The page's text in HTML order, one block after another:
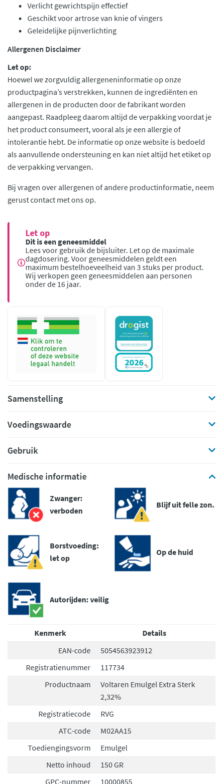
Verlicht gewrichtspijn effectief
Geschikt voor artrose van knie of vingers
Geleidelijke pijnverlichting
Allergenen Disclaimer
Let op:
Hoewel we zorgvuldig allergeneninformatie op onze
productpagina’s verstrekken, kunnen de ingrediënten en
allergenen in de producten door de fabrikant worden
aangepast. Raadpleeg daarom altijd de verpakking voordat je
het product consumeert, vooral als je een allergie of
intolerantie hebt. De informatie op onze website is bedoeld
als aanvullende ondersteuning en kan niet altijd het etiket op
de verpakking vervangen.
Bij vragen over allergenen of andere productinformatie, neem
gerust contact met ons op.
Let op
Dit is een geneesmiddel
Lees voor gebruik de bijsluiter. Let op de maximale
dagdosering. Voor geneesmiddelen geldt een
maximum bestelhoeveelheid van 3 stuks per product.
Wij verkopen geen geneesmiddelen aan personen
onder de 16 jaar.
Samenstelling
Voedingswaarde
Gebruik
Medische informatie
Zwanger:
verboden
Blijf uit felle zon.
Borstvoeding:
let op
Op de huid
Autorijden: veilig
Kenmerk
Details
EAN-code
5054563923912
Registratienummer
117734
Productnaam
Voltaren Emulgel Extra Sterk
2,32%
Registratiecode
RVG
ATC-code
M02AA15
Toediengingsvorm
Emulgel
Netto inhoud
150 GR
GPC-nummer
10000855